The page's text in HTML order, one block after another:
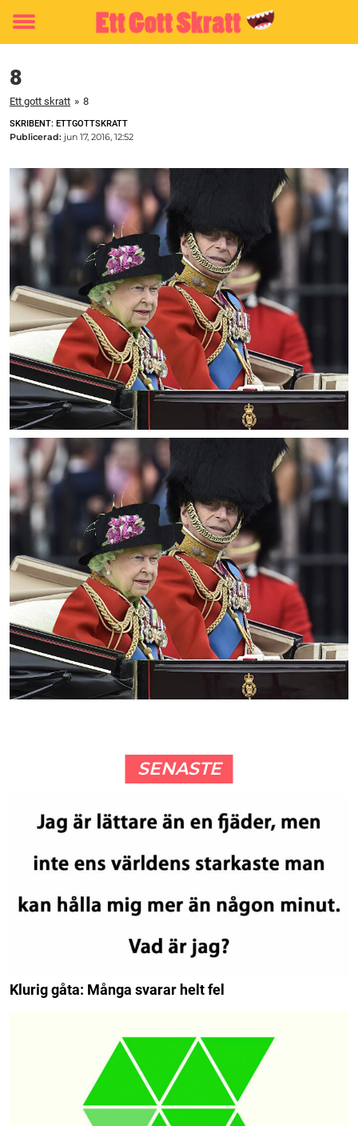
Toggle
8
Ett gott skratt » 8
SKRIBENT: ETTGOTTSKRATT
Publicerad: jun 17, 2016, 12:52
SENASTE
Klurig gåta: Många svarar helt fel